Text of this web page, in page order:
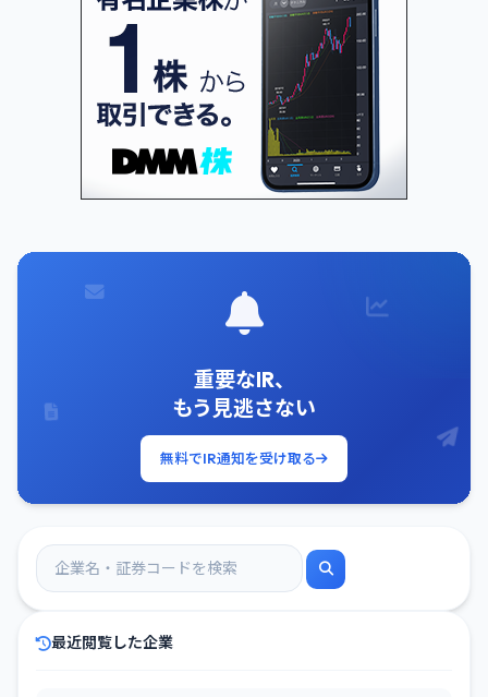
重要なIR、
もう見逃さない
無料でIR通知を受け取る
最近閲覧した企業